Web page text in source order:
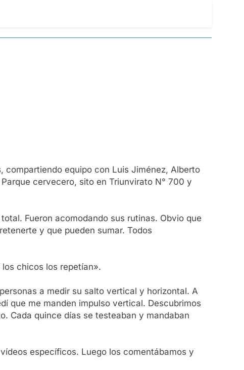
compartiendo equipo con Luis Jiménez, Alberto
cervecero, sito en Triunvirato N° 700 y
Fueron acomodando sus rutinas. Obvio que
y que pueden sumar. Todos
chicos los repetían».
a medir su salto vertical y horizontal. A
que me manden impulso vertical. Descubrimos
Cada quince días se testeaban y mandaban
específicos. Luego los comentábamos y